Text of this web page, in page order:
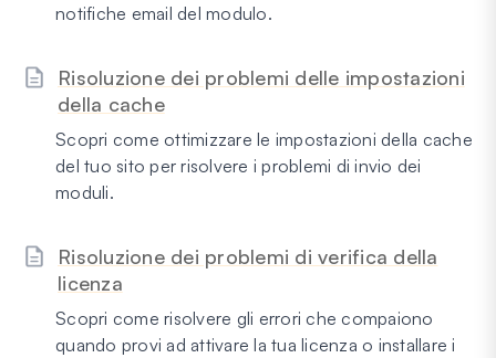
notifiche email del modulo.
Risoluzione dei problemi delle impostazioni
della cache
Scopri come ottimizzare le impostazioni della cache
del tuo sito per risolvere i problemi di invio dei
moduli.
Risoluzione dei problemi di verifica della
licenza
Scopri come risolvere gli errori che compaiono
quando provi ad attivare la tua licenza o installare i